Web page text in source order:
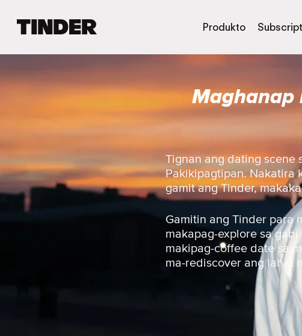
r
Produkto
Tignan ang dating scene
Pakikipagtipan. Nakatira
gamit ang Tinder,
Gamitin ang Tinder para
makapag-explore sa
makipag-coffee date sa
ma-rediscover ang lahat